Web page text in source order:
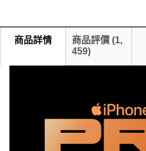
商品詳情 商品評價 (1,
459)